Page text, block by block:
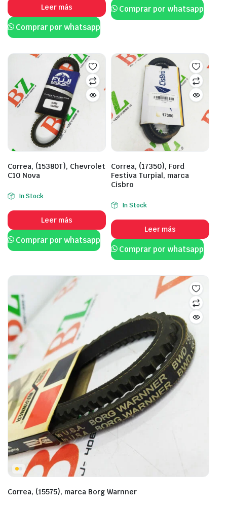
Leer más
Comprar por whatsapp
Comprar por whatsapp
Correa, (15380T), Chevrolet
C10 Nova
In Stock
Leer más
Comprar por whatsapp
Correa, (17350), Ford
Festiva Turpial, marca
Cisbro
In Stock
Leer más
Comprar por whatsapp
Correa, (15575), marca Borg Warnner